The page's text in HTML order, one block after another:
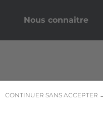
CONTINUER SANS ACCEPTER
Nous connaitre